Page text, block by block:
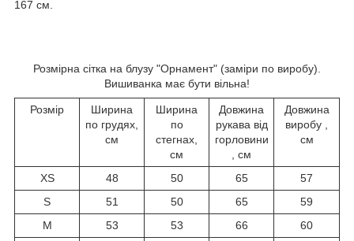
167 см.
Розмірна сітка на блузу "Орнамент" (заміри по виробу).
Вишиванка має бути вільна!
Розмір
Ширина
по грудях,
см
Ширина
по
стегнах,
см
Довжина
рукава від
горловини
, см
Довжина
виробу ,
см
XS 48 50 65
57
S
51 50 65
59
M
53 53 66
60